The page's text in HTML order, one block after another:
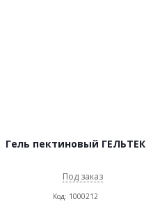
Гель пектиновый ГЕЛЬТЕК
Под заказ
Код: 1000212